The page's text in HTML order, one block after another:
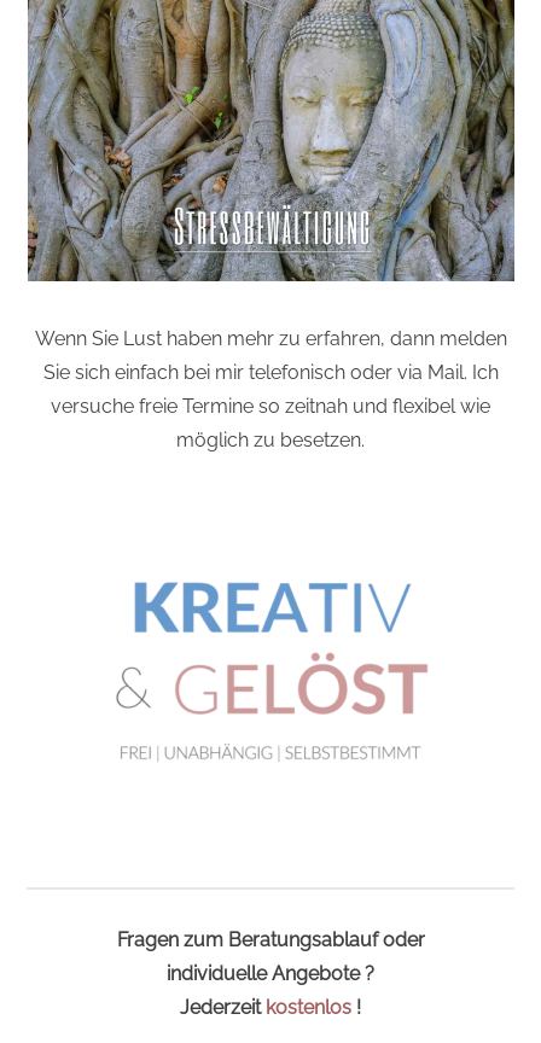
Wenn Sie Lust haben mehr zu erfahren, dann melden
Sie sich einfach bei mir telefonisch oder via Mail. Ich
versuche freie Termine so zeitnah und flexibel wie
möglich zu besetzen.
Fragen zum Beratungsablauf oder
individuelle Angebote ?
Jederzeit kostenlos !